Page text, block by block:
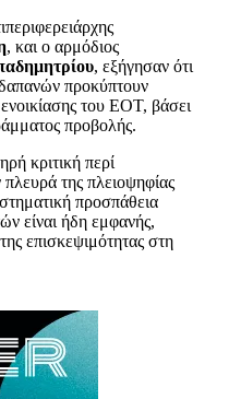
, και ο αρμόδιος
, εξήγησαν ότι
προκύπτουν
ενοικίασης του ΕΟΤ, βάσει
προβολής.
κριτική περί
της πλειοψηφίας
προσπάθεια
είναι ήδη εμφανής,
επισκεψιμότητας στη